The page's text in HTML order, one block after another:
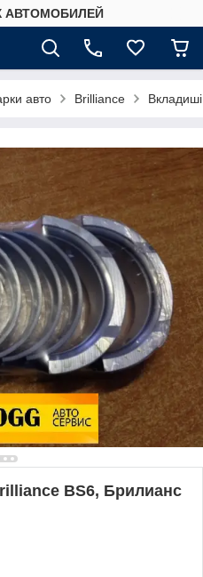
АВТОМОБИЛЕЙ
авто Brilliance
BS6, Брилианс